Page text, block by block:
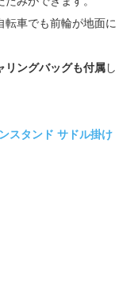
転車でも前輪が地面に
リングバッグも付属し
スタンド サドル掛け